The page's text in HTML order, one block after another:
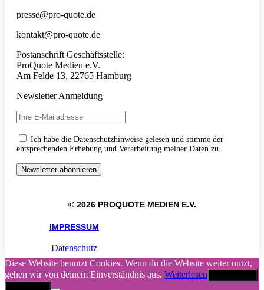
presse@pro-quote.de
kontakt@pro-quote.de
Postanschrift Geschäftsstelle:
ProQuote Medien e.V.
Am Felde 13, 22765 Hamburg
Newsletter Anmeldung
Ich habe die Datenschutzhinweise gelesen und stimme der
entsprechenden Erhebung und Verarbeitung meiner Daten zu.
© 2026 PROQUOTE MEDIEN E.V.
IMPRESSUM
Datenschutz
Diese Website benutzt Cookies. Wenn du die Website weiter nutzt,
gehen wir von deinem Einverständnis aus. Weiterlesen